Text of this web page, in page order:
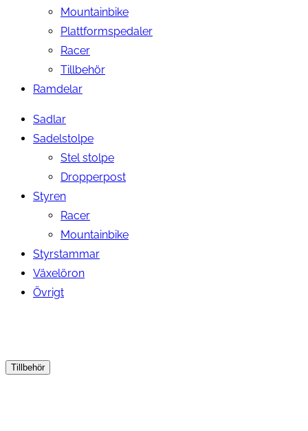
Mountainbike
Plattformspedaler
Racer
Tillbehör
Ramdelar
Sadlar
Sadelstolpe
Stel stolpe
Dropperpost
Styren
Racer
Mountainbike
Styrstammar
Växelöron
Övrigt
Tillbehör